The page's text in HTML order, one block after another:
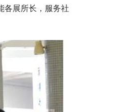
各展所长，服务社